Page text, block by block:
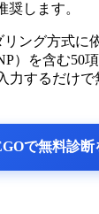
奨します。
リング方式に
）を含む50
力するだけで
で無料診断